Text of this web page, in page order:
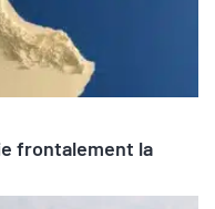
frontalement la